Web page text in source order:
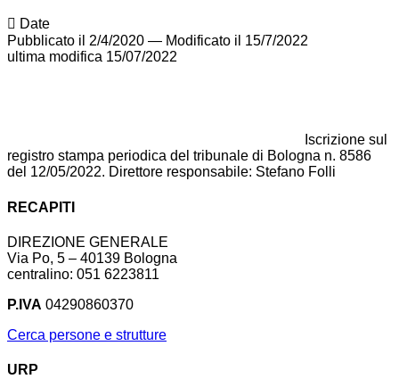
Date
Pubblicato il 2/4/2020 — Modificato il 15/7/2022
ultima modifica 15/07/2022
Iscrizione sul
registro stampa periodica del tribunale di Bologna n. 8586
del 12/05/2022. Direttore responsabile: Stefano Folli
RECAPITI
DIREZIONE GENERALE
Via Po, 5 – 40139 Bologna
centralino: 051 6223811
P.IVA 04290860370
Cerca persone e strutture
URP